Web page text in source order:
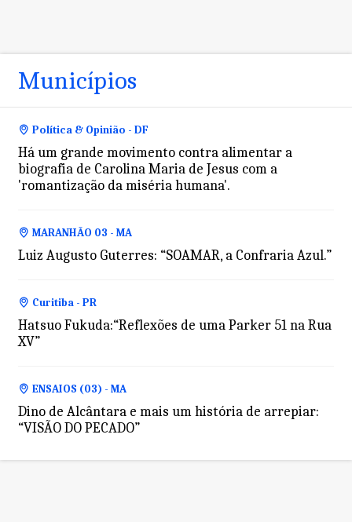
Municípios
Política & Opinião - DF
Há um grande movimento contra alimentar a
biografia de Carolina Maria de Jesus com a
'romantização da miséria humana'.
MARANHÃO 03 - MA
Luiz Augusto Guterres: “SOAMAR, a Confraria Azul.”
Curitiba - PR
Hatsuo Fukuda:“Reflexões de uma Parker 51 na Rua
XV”
ENSAIOS (03) - MA
Dino de Alcântara e mais um história de arrepiar:
“VISÃO DO PECADO”